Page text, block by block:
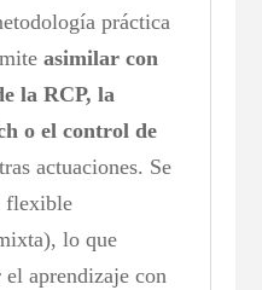
práctica
asimilar con
la RCP, la
o el control de
actuaciones. Se
flexible
lo que
aprendizaje con